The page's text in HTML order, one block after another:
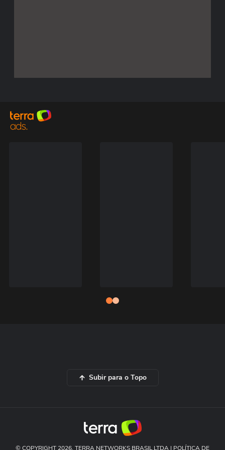
Subir para o Topo
© COPYRIGHT 2026, TERRA NETWORKS BRASIL LTDA | POLÍTICA DE